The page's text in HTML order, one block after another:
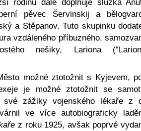
rodinu dále doplňuje služka
pěvec Šervinskij a
a Stěpanov. Tuto skupinku
vzdáleného příbuzného,
nešiky, Lariona
možné ztotožnit s Kyjevem,
je možné ztotožnit se
své zážiky vojenského lékaře z
ve více autobiograficky
z roku 1925, avšak poprvé